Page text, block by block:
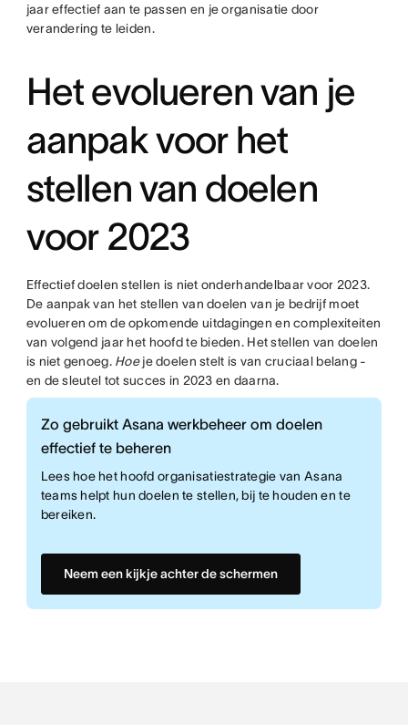
jaar effectief aan te passen en je organisatie door
verandering te leiden.
Het evolueren van je
aanpak voor het
stellen van doelen
voor 2023
Effectief doelen stellen is niet onderhandelbaar voor 2023.
De aanpak van het stellen van doelen van je bedrijf moet
evolueren om de opkomende uitdagingen en complexiteiten
van volgend jaar het hoofd te bieden. Het stellen van doelen
is niet genoeg. Hoeje doelen stelt is van cruciaal belang -
en de sleutel tot succes in 2023 en daarna.
Zo gebruikt Asana werkbeheer om doelen
effectief te beheren
Lees hoe het hoofd organisatiestrategie van Asana
teams helpt hun doelen te stellen, bij te houden en te
bereiken.
Neem een kijkje achter de schermen